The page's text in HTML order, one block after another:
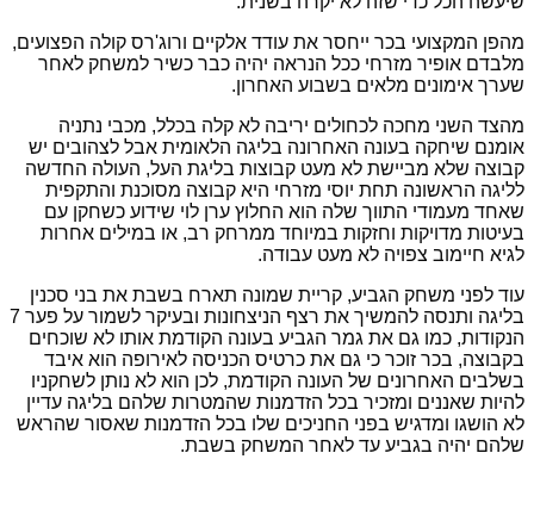
מהפן המקצועי בכר ייחסר את עודד אלקיים ורוג'רס קולה הפצועים,
מלבדם אופיר מזרחי ככל הנראה יהיה כבר כשיר למשחק לאחר
שערך אימונים מלאים בשבוע האחרון.
מהצד השני מחכה לכחולים יריבה לא קלה בכלל, מכבי נתניה
אומנם שיחקה בעונה האחרונה בליגה הלאומית אבל לצהובים יש
קבוצה שלא מביישת לא מעט קבוצות בליגת העל, העולה החדשה
לליגה הראשונה תחת יוסי מזרחי היא קבוצה מסוכנת והתקפית
שאחד מעמודי התווך שלה הוא החלוץ ערן לוי שידוע כשחקן עם
בעיטות מדויקות וחזקות במיוחד ממרחק רב, או במילים אחרות
לגיא חיימוב צפויה לא מעט עבודה.
עוד לפני משחק הגביע, קריית שמונה תארח בשבת את בני סכנין
בליגה ותנסה להמשיך את רצף הניצחונות ובעיקר לשמור על פער 7
הנקודות, כמו גם את גמר הגביע בעונה הקודמת אותו לא שוכחים
בקבוצה, בכר זוכר כי גם את כרטיס הכניסה לאירופה הוא איבד
בשלבים האחרונים של העונה הקודמת, לכן הוא לא נותן לשחקניו
להיות שאננים ומזכיר בכל הזדמנות שהמטרות שלהם בליגה עדיין
לא הושגו ומדגיש בפני החניכים שלו בכל הזדמנות שאסור שהראש
שלהם יהיה בגביע עד לאחר המשחק בשבת.